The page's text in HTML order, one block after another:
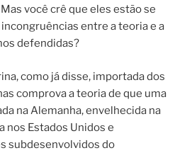
você crê que eles estão se
entre a teoria e a
defendidas?
como já disse, importada dos
comprova a teoria de que uma
na Alemanha, envelhecida na
nos Estados Unidos e
subdesenvolvidos do